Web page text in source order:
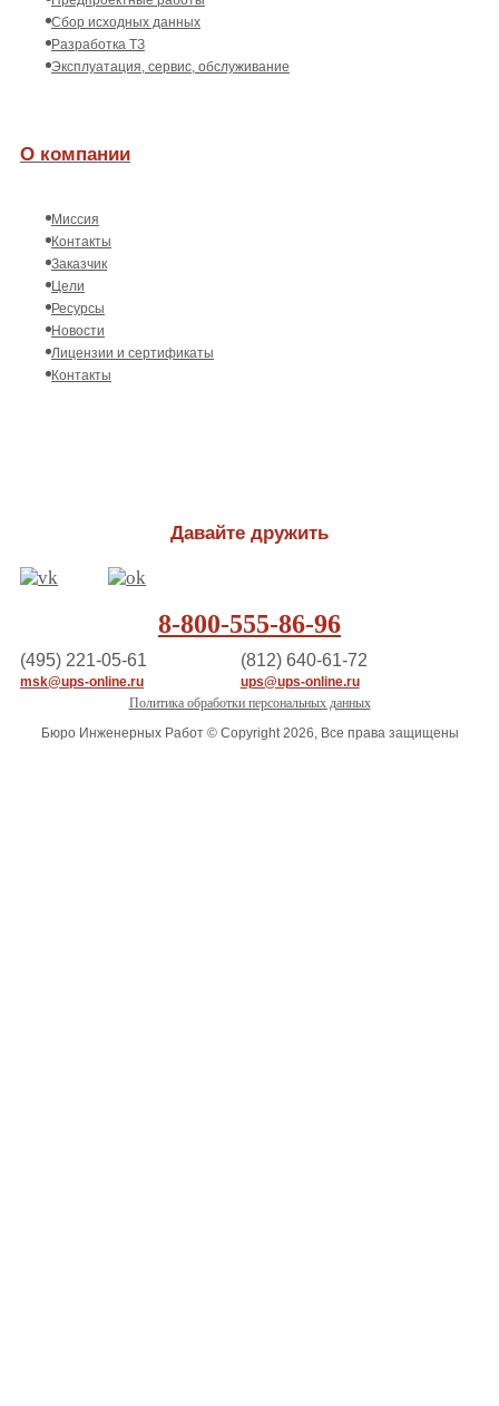
Сбор исходных данных
Разработка ТЗ
Эксплуатация, сервис, обслуживание
О компании
Миссия
Контакты
Заказчик
Цели
Ресурсы
Новости
Лицензии и сертификаты
Контакты
Давайте дружить
8-800-555-86-96
(495) 221-05-61
msk@ups-online.ru
(812) 640-61-72
ups@ups-online.ru
Политика обработки персональных данных
Бюро Инженерных Работ © Copyright 2026, Все права защищены